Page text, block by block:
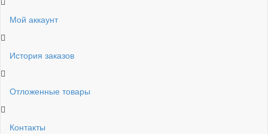
Мой аккаунт
История заказов
Отложенные товары
Контакты